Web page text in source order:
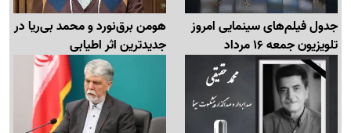
جدول فیلم‌های سینمایی امروز
تلویزیون جمعه 16 مرداد
هومن برق‌نورد و محمد بی‌ریا در
جدیدترین اثر اطیابی